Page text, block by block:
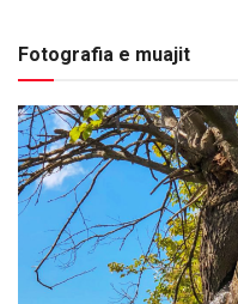
Fotografia e muajit